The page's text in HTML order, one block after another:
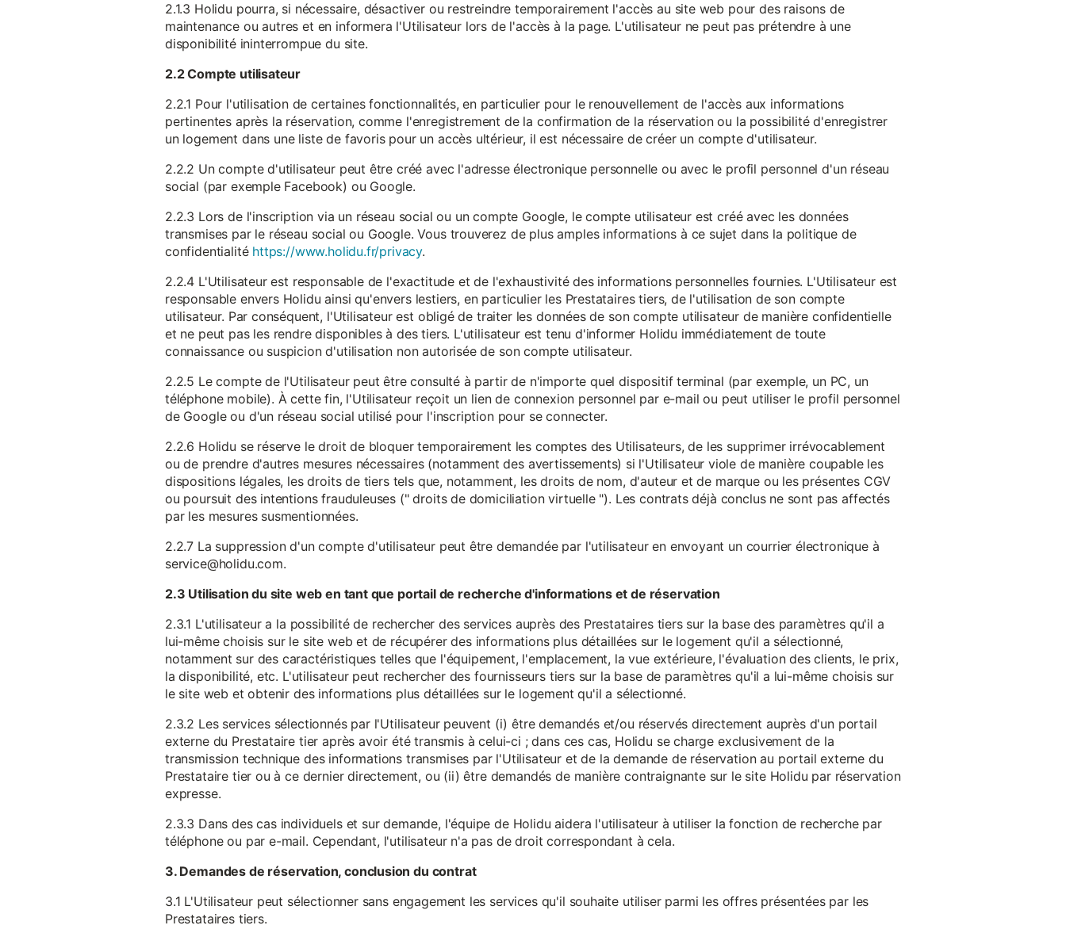
2.1.3 Holidu pourra, si nécessaire, désactiver ou restreindre temporairement l'accès au site web pour des raisons de
maintenance ou autres et en informera l'Utilisateur lors de l'accès à la page. L'utilisateur ne peut pas prétendre à une
disponibilité ininterrompue du site.
2.2 Compte utilisateur
2.2.1 Pour l'utilisation de certaines fonctionnalités, en particulier pour le renouvellement de l'accès aux informations
pertinentes après la réservation, comme l'enregistrement de la confirmation de la réservation ou la possibilité d'enregistrer
un logement dans une liste de favoris pour un accès ultérieur, il est nécessaire de créer un compte d'utilisateur.
2.2.2 Un compte d'utilisateur peut être créé avec l'adresse électronique personnelle ou avec le profil personnel d'un réseau
social (par exemple Facebook) ou Google.
2.2.3 Lors de l'inscription via un réseau social ou un compte Google, le compte utilisateur est créé avec les données
transmises par le réseau social ou Google. Vous trouverez de plus amples informations à ce sujet dans la politique de
confidentialité https://www.holidu.fr/privacy.
2.2.4 L'Utilisateur est responsable de l'exactitude et de l'exhaustivité des informations personnelles fournies. L'Utilisateur est
responsable envers Holidu ainsi qu'envers lestiers, en particulier les Prestataires tiers, de l'utilisation de son compte
utilisateur. Par conséquent, l'Utilisateur est obligé de traiter les données de son compte utilisateur de manière confidentielle
et ne peut pas les rendre disponibles à des tiers. L'utilisateur est tenu d'informer Holidu immédiatement de toute
connaissance ou suspicion d'utilisation non autorisée de son compte utilisateur.
2.2.5 Le compte de l'Utilisateur peut être consulté à partir de n'importe quel dispositif terminal (par exemple, un PC, un
téléphone mobile). À cette fin, l'Utilisateur reçoit un lien de connexion personnel par e-mail ou peut utiliser le profil personnel
de Google ou d'un réseau social utilisé pour l'inscription pour se connecter.
2.2.6 Holidu se réserve le droit de bloquer temporairement les comptes des Utilisateurs, de les supprimer irrévocablement
ou de prendre d'autres mesures nécessaires (notamment des avertissements) si l'Utilisateur viole de manière coupable les
dispositions légales, les droits de tiers tels que, notamment, les droits de nom, d'auteur et de marque ou les présentes CGV
ou poursuit des intentions frauduleuses (" droits de domiciliation virtuelle "). Les contrats déjà conclus ne sont pas affectés
par les mesures susmentionnées.
2.2.7 La suppression d'un compte d'utilisateur peut être demandée par l'utilisateur en envoyant un courrier électronique à
service@holidu.com.
2.3 Utilisation du site web en tant que portail de recherche d'informations et de réservation
2.3.1 L'utilisateur a la possibilité de rechercher des services auprès des Prestataires tiers sur la base des paramètres qu'il a
lui-même choisis sur le site web et de récupérer des informations plus détaillées sur le logement qu'il a sélectionné,
notamment sur des caractéristiques telles que l'équipement, l'emplacement, la vue extérieure, l'évaluation des clients, le prix,
la disponibilité, etc. L'utilisateur peut rechercher des fournisseurs tiers sur la base de paramètres qu'il a lui-même choisis sur
le site web et obtenir des informations plus détaillées sur le logement qu'il a sélectionné.
2.3.2 Les services sélectionnés par l'Utilisateur peuvent (i) être demandés et/ou réservés directement auprès d'un portail
externe du Prestataire tier après avoir été transmis à celui-ci ; dans ces cas, Holidu se charge exclusivement de la
transmission technique des informations transmises par l'Utilisateur et de la demande de réservation au portail externe du
Prestataire tier ou à ce dernier directement, ou (ii) être demandés de manière contraignante sur le site Holidu par réservation
expresse.
2.3.3 Dans des cas individuels et sur demande, l'équipe de Holidu aidera l'utilisateur à utiliser la fonction de recherche par
téléphone ou par e-mail. Cependant, l'utilisateur n'a pas de droit correspondant à cela.
3. Demandes de réservation, conclusion du contrat
3.1 L'Utilisateur peut sélectionner sans engagement les services qu'il souhaite utiliser parmi les offres présentées par les
Prestataires tiers.